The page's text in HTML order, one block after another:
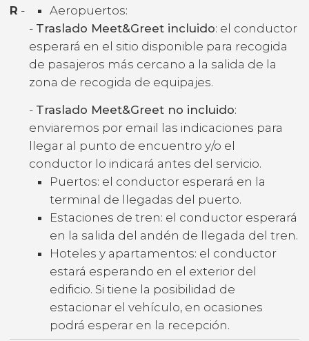
R -
Aeropuertos:
- Traslado Meet&Greet incluido: el conductor
esperará en el sitio disponible para recogida
de pasajeros más cercano a la salida de la
zona de recogida de equipajes.
- Traslado Meet&Greet no incluido:
enviaremos por email las indicaciones para
llegar al punto de encuentro y/o el
conductor lo indicará antes del servicio.
Puertos: el conductor esperará en la
terminal de llegadas del puerto.
Estaciones de tren: el conductor esperará
en la salida del andén de llegada del tren.
Hoteles y apartamentos: el conductor
estará esperando en el exterior del
edificio. Si tiene la posibilidad de
estacionar el vehículo, en ocasiones
podrá esperar en la recepción.